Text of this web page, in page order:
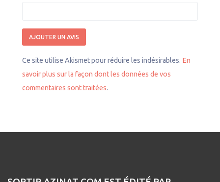
Ce site utilise Akismet pour réduire les indésirables. En
savoir plus sur la façon dont les données de vos
commentaires sont traitées.